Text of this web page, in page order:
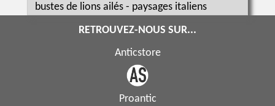
bustes de lions ailés - paysages italiens
RETROUVEZ-NOUS SUR...
Anticstore
Proantic